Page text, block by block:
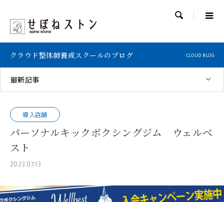

クラウド整体師養成スクールのブログ CLOUD BLOG
最新記事
導入店舗
パーソナルキックボクシングジム ウェルベ
スト
2023.07.13